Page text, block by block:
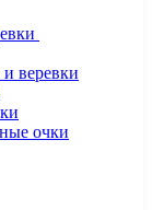
веревки
очки